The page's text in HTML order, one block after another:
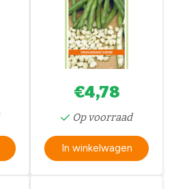
€4,78
Op voorraad
In winkelwagen